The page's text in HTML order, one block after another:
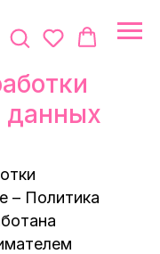
данных
– Политика